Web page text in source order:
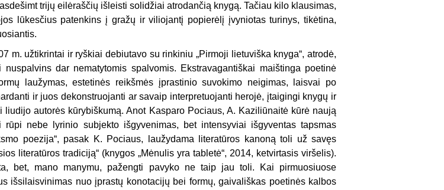
trijų eilėraščių išleisti solidžiai atrodančią knygą. Tačiau kilo klausimas,
lūkesčius patenkins į gražų ir viliojantį popierėlį įvyniotas turinys, tikėtina,
m. užtikrintai ir ryškiai debiutavo su rinkiniu „Pirmoji lietuviška knyga“, atrodė,
dar nematytomis spalvomis. Ekstravagantiškai maištinga poetinė
laužymas, estetinės reikšmės įprastinio suvokimo neigimas, laisvai po
ir juos dekonstruojanti ar savaip interpretuojanti herojė, įtaigingi knygų ir
liudijo autorės kūrybiškumą. Anot Kasparo Pociaus, A. Kaziliūnaitė kūrė naują
rūpi nebe lyrinio subjekto išgyvenimas, bet intensyviai išgyventas tapsmas
poezija“, pasak K. Pociaus, laužydama literatūros kanoną toli už savęs
literatūros tradiciją“ (knygos „Mėnulis yra tabletė“, 2014, ketvirtasis viršelis).
bet, mano manymu, pažengti pavyko ne taip jau toli. Kai pirmuosiuose
išsilaisvinimas nuo įprastų konotacijų bei formų, gaivališkas poetinės kalbos